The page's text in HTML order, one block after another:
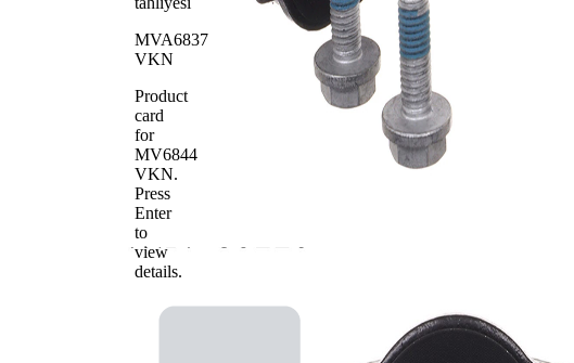
MVA6837
VKN
Product
card
for
MV6844
VKN.
Press
Enter
to
view
details.